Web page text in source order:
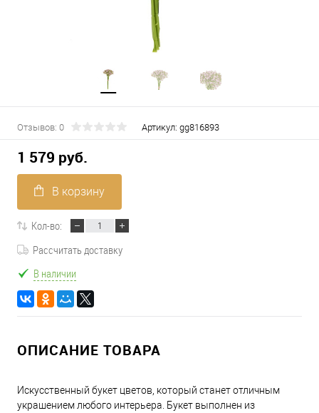
Отзывов: 0 Артикул: gg816893
1 579 руб.
В корзину
Кол-во:
Рассчитать доставку
В наличии
ОПИСАНИЕ ТОВАРА
Искусственный букет цветов, который станет отличным
украшением любого интерьера. Букет выполнен из